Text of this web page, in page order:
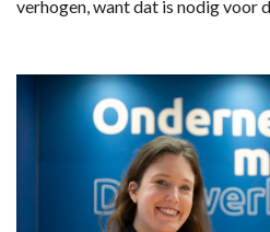
verhogen, want dat is nodig voor